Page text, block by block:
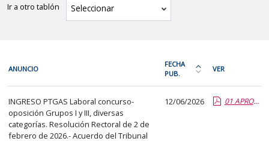
Ir a otro tablón Seleccionar tablón
cada
fila
de
la
siguiente
ANUNCIO
FECHA
PUB.
Ordena
la
tabla
VER
INGRESO PTGAS Laboral concurso-
oposición Grupos I y III, diversas
categorías. Resolución Rectoral de 2 de
febrero de 2026.- Acuerdo del Tribunal
12/06/2026 01 APROB 1 EJER TEL ELEC Y ELECT.report.pdf.pdf